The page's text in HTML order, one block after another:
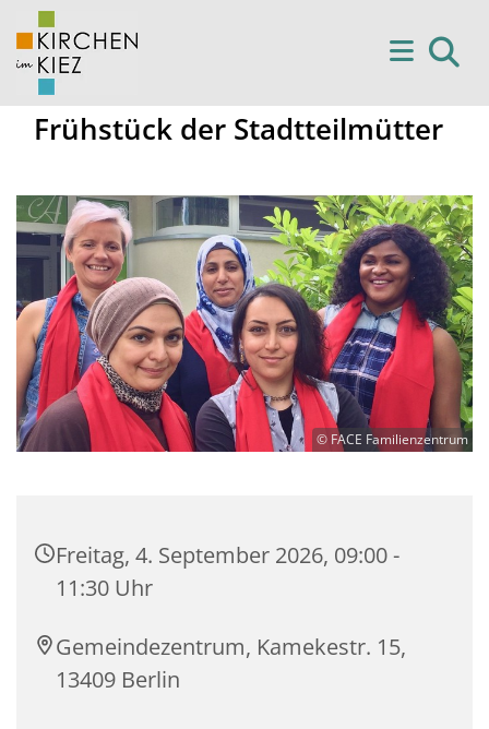
Frühstück der Stadtteilmütter
© FACE Familienzentrum
Freitag, 4. September 2026, 09:00 -
11:30 Uhr
Gemeindezentrum, Kamekestr. 15,
13409 Berlin